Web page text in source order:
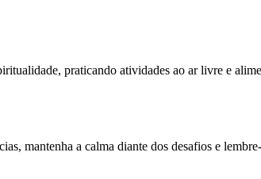
praticando atividades ao ar livre e
mantenha a calma diante dos desafios e